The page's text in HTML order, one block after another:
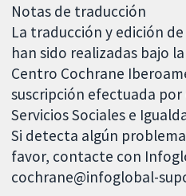
Notas de traducción
La traducción y edición
han sido realizadas bajo
Centro Cochrane
suscripción efectuada
Servicios Sociales e
Si detecta algún
favor, contacte con
cochrane@infoglobal-